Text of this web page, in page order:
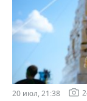
20 июл, 21:38